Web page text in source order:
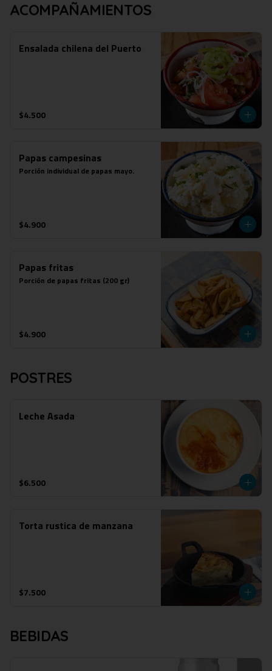
ACOMPAÑAMIENTOS
Ensalada chilena del Puerto
$4.500
Papas campesinas
Porción individual de papas mayo.
$4.900
Papas fritas
Porción de papas fritas (200 gr)
$4.900
POSTRES
Leche Asada
$6.500
Torta rustica de manzana
$7.500
BEBIDAS